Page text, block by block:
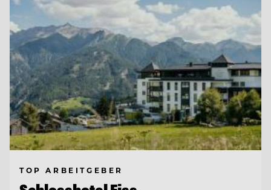
TOP ARBEITGEBER